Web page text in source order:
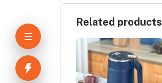
Related products